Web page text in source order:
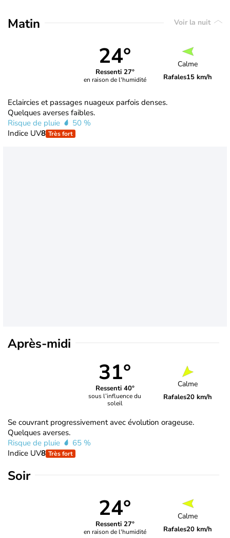
Matin Voir la nuit
24°
Ressenti 27°
en raison de l'humidité
Calme
Rafales15 km/h
Eclaircies et passages nuageux parfois denses.
Quelques averses faibles.
Risque de pluie
50 %
Indice UV8 Très fort
Après-midi
31°
Ressenti 40°
sous l’influence du
soleil
Calme
Rafales20 km/h
Se couvrant progressivement avec évolution orageuse.
Quelques averses.
Risque de pluie
65 %
Indice UV8 Très fort
Soir
24°
Ressenti 27°
en raison de l'humidité
Calme
Rafales20 km/h